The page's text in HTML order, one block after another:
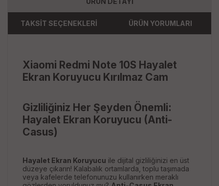
TAKSİT SEÇENEKLERİ ÜRÜN YORUMLARI
Xiaomi Redmi Note 10S Hayalet
Ekran Koruyucu Kırılmaz Cam
Gizliliğiniz Her Şeyden Önemli:
Hayalet Ekran Koruyucu (Anti-
Casus)
Hayalet Ekran Koruyucu ile dijital gizliliğinizi en üst
düzeye çıkarın! Kalabalık ortamlarda, toplu taşımada
veya kafelerde telefonunuzu kullanırken meraklı